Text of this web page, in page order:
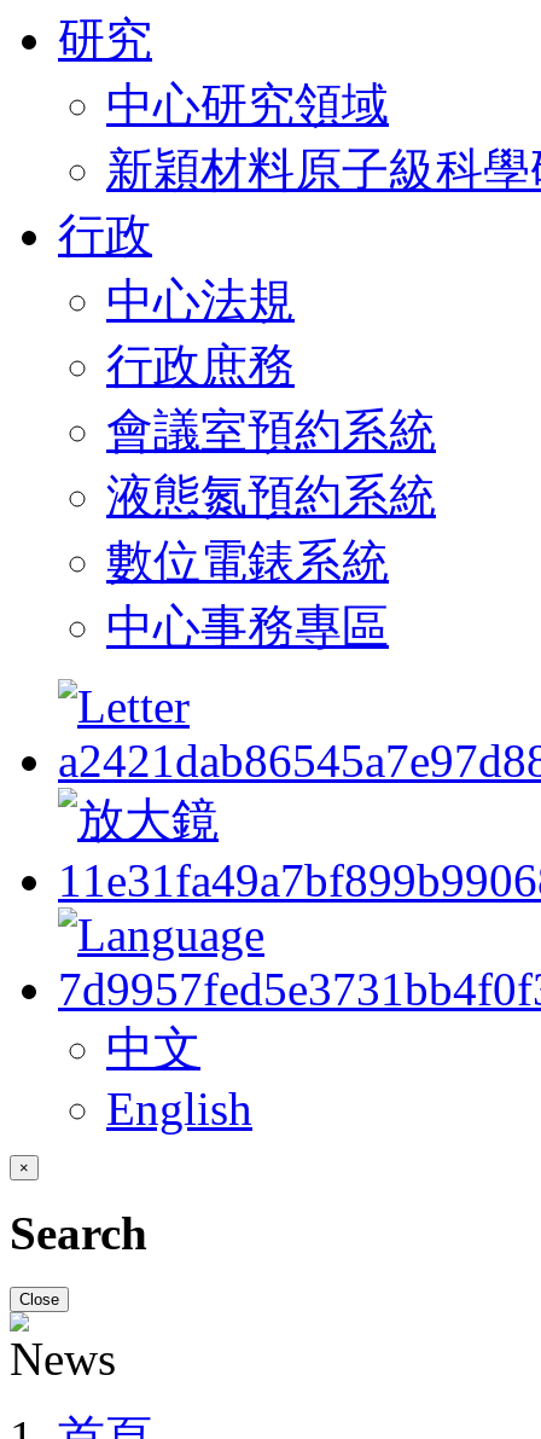
研究
中心研究領域
新穎材料原子級科
行政
中心法規
行政庶務
會議室預約系統
液態氮預約系統
數位電錶系統
中心事務專區
中文
English
×
Search
Close